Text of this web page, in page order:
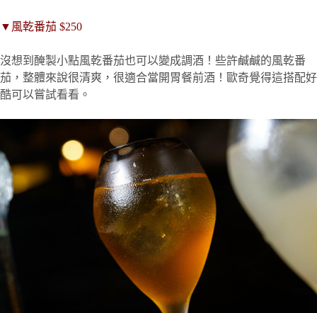
▼ 風乾番茄 $250
沒想到醃製小點風乾番茄也可以變成調酒！些許鹹鹹的風乾番
茄，整體來說很清爽，很適合當開胃餐前酒！歐奇覺得這搭配好
酷可以嘗試看看。